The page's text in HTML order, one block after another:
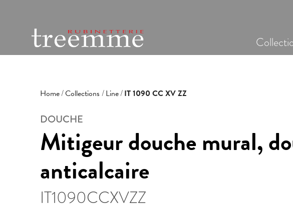
Home Collections Line IT 1090 CC XV ZZ
DOUCHE
Mitigeur douche mural,
anticalcaire
IT1090CCXVZZ